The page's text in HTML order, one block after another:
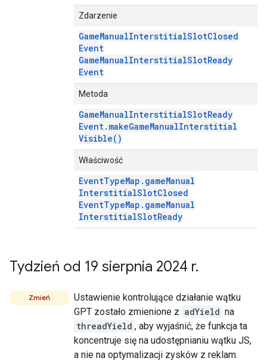
Zdarzenie
GameManualInterstitialSlotClosed
Event
GameManualInterstitialSlotReady
Event
Metoda
GameManualInterstitialSlotReady
Event. makeGameManualInterstitial
Visible( )
Właściwość
EventTypeMap . gameManual
InterstitialSlotClosed
EventTypeMap . gameManual
InterstitialSlotReady
Tydzień od 19 sierpnia 2024 r.
Zmień
Ustawienie kontrolujące działanie wątku
GPT zostało zmienione z adYield na
threadYield , aby wyjaśnić, że funkcja ta
koncentruje się na udostępnianiu wątku JS,
a nie na optymalizacji zysków z reklam.